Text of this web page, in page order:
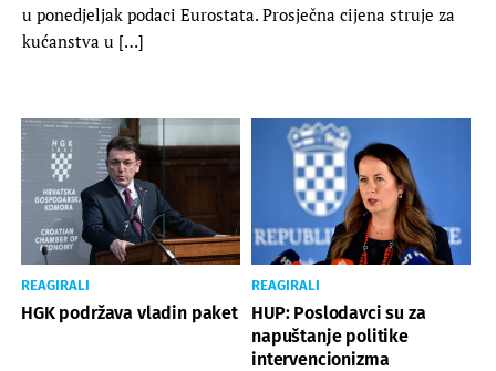
u ponedjeljak podaci Eurostata. Prosječna cijena struje za
kućanstva u […]
REAGIRALI
HGK podržava vladin paket
REAGIRALI
HUP: Poslodavci su za
napuštanje politike
intervencionizma